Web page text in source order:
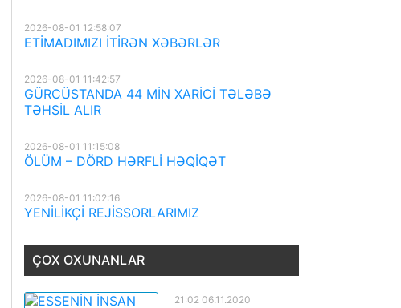
2026-08-01 12:58:07
ETİMADIMIZI İTİRƏN XƏBƏRLƏR
2026-08-01 11:42:57
GÜRCÜSTANDA 44 MİN XARİCİ TƏLƏBƏ
TƏHSİL ALIR
2026-08-01 11:15:08
ÖLÜM – DÖRD HƏRFLİ HƏQİQƏT
2026-08-01 11:02:16
YENİLİKÇİ REJİSSORLARIMIZ
ÇOX OXUNANLAR
21:02 06.11.2020